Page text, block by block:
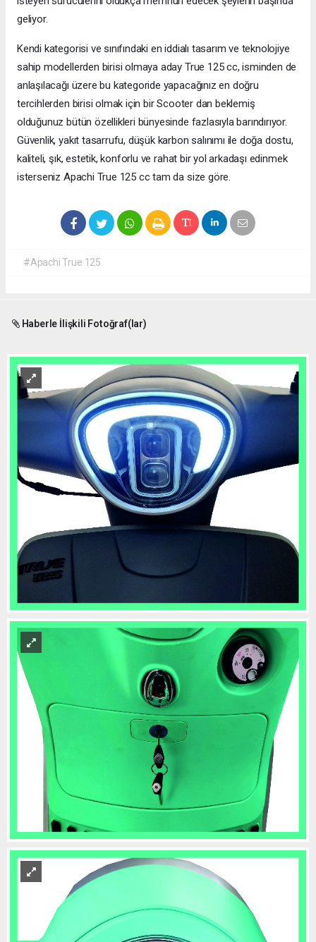
geliyor.
Kendi kategorisi ve sınıfındaki en iddialı tasarım ve teknolojiye
sahip modellerden birisi olmaya aday True 125 cc, isminden de
anlaşılacağı üzere bu kategoride yapacağınız en doğru
tercihlerden birisi olmak için bir Scooter dan beklemiş
olduğunuz bütün özellikleri bünyesinde fazlasıyla barındırıyor.
Güvenlik, yakıt tasarrufu, düşük karbon salınımı ile doğa dostu,
kaliteli, şık, estetik, konforlu ve rahat bir yol arkadaşı edinmek
isterseniz Apachi True 125 cc tam da size göre.
#Apachi True 125
Haberle İlişkili Fotoğraf(lar)